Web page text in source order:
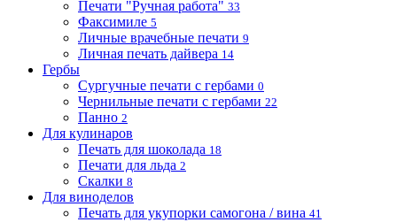
Печати "Ручная работа" 33
Факсимиле 5
Личные врачебные печати 9
Личная печать дайвера 14
Гербы
Сургучные печати с гербами 0
Чернильные печати с гербами 22
Панно 2
Для кулинаров
Печать для шоколада 18
Печати для льда 2
Скалки 8
Для виноделов
Печать для укупорки самогона / вина 41